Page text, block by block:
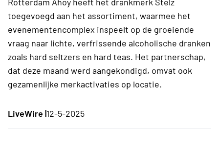
toegevoegd aan het assortiment, waarmee het
evenementencomplex inspeelt op de groeiende
vraag naar lichte, verfrissende alcoholische dranken
zoals hard seltzers en hard teas. Het partnerschap,
dat deze maand werd aangekondigd, omvat ook
gezamenlijke merkactivaties op locatie.
LiveWire |12-5-2025